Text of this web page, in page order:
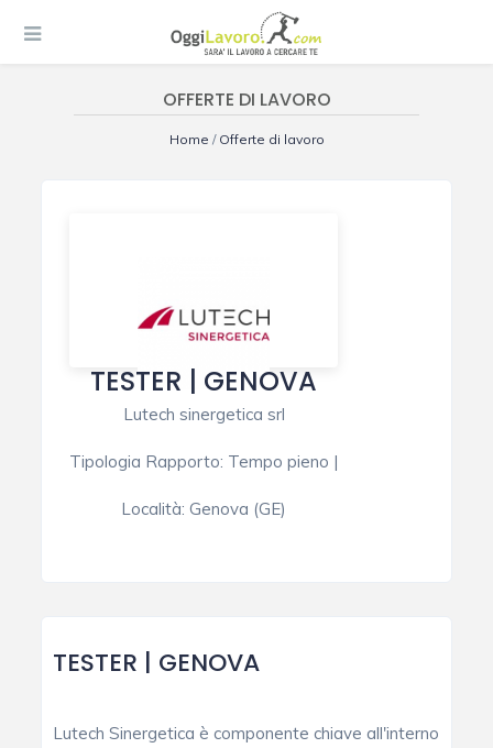
OFFERTE DI LAVORO
Home / Offerte di lavoro
TESTER | GENOVA
Lutech sinergetica srl
Tipologia Rapporto: Tempo pieno |
Località: Genova (GE)
TESTER | GENOVA
Lutech Sinergetica è componente chiave all'interno